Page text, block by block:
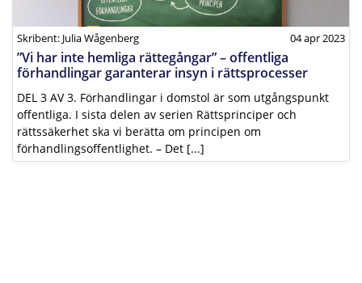
Skribent: Julia Wågenberg 04 apr 2023
”Vi har inte hemliga rättegångar” – offentliga
förhandlingar garanterar insyn i rättsprocesser
DEL 3 AV 3. Förhandlingar i domstol är som utgångspunkt
offentliga. I sista delen av serien Rättsprinciper och
rättssäkerhet ska vi berätta om principen om
förhandlingsoffentlighet. – Det [...]